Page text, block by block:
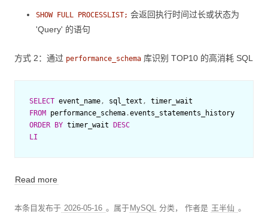
SHOW FULL PROCESSLIST; 会返回执行时间过长或状态为
'Query' 的语句
方式 2：通过 performance_schema 库识别 TOP10 的高消耗 SQL
SELECT event_name, sql_text ,
timer_wait
FROM
performance_schema .events_statements_history
ORDER
BY timer_wait
DESC
LI
Read more
本条目发布于 2026-05-16 。属于 MySQL 分类，作者是 王半仙 。